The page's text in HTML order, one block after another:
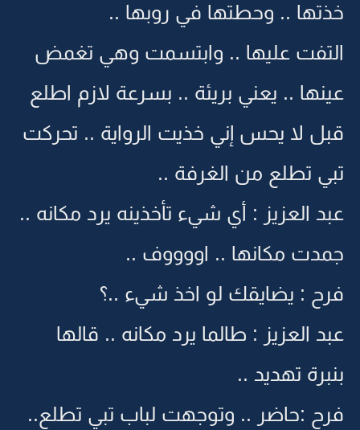
خذتها .. وحطتها في روبها ..
التفت عليها .. وابتسمت وهي تغمض
عينها .. يعني بريئة .. بسرعة لازم اطلع
قبل لا يحس إني خذيت الرواية .. تحركت
تبي تطلع من الغرفة ..
عبد العزيز : أي شيء تأخذينه يرد مكانه ..
جمدت مكانها .. اووووف ..
فرح : يضايقك لو اخذ شيء ..؟
عبد العزيز : طالما يرد مكانه .. قالها
بنبرة تهديد ..
فرح :حاضر .. وتوجهت لباب تبي تطلع..